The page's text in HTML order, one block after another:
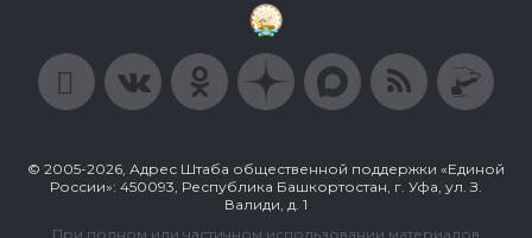
© 2005-2026, Адрес Штаба общественной поддержки «Единой
России»: 450093, Республика Башкортостан, г. Уфа, ул. З.
Валиди, д. 1
При полном или частичном использовании материалов